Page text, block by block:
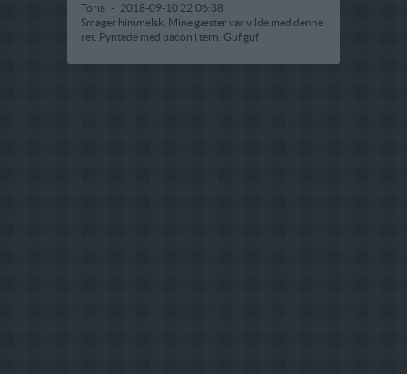
Toria - 2018-09-10 22:06:38
Smager himmelsk. Mine gæster var vilde med denne
ret. Pyntede med bacon i tern. Guf guf